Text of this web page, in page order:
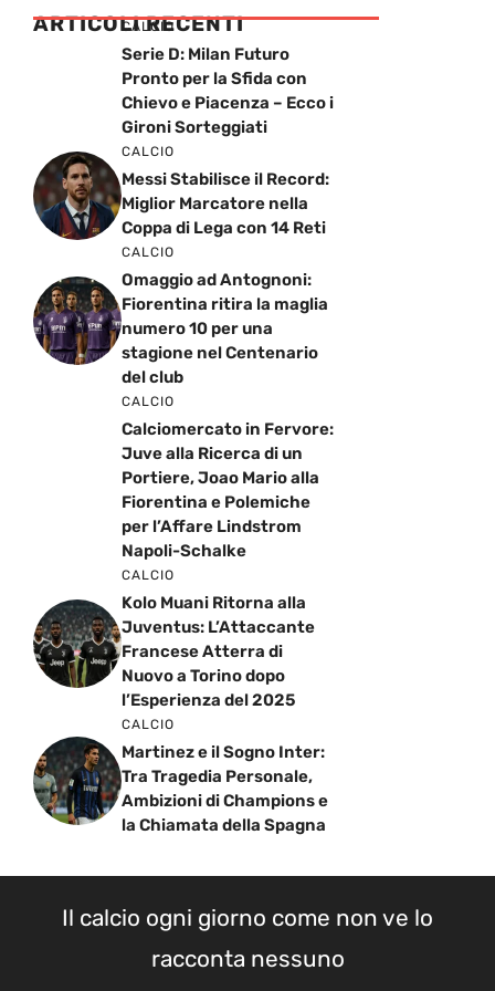
ARTICOLI RECENTI
CALCIO
Serie D: Milan Futuro
Pronto per la Sfida con
Chievo e Piacenza – Ecco i
Gironi Sorteggiati
CALCIO
Messi Stabilisce il Record:
Miglior Marcatore nella
Coppa di Lega con 14 Reti
CALCIO
Omaggio ad Antognoni:
Fiorentina ritira la maglia
numero 10 per una
stagione nel Centenario
del club
CALCIO
Calciomercato in Fervore:
Juve alla Ricerca di un
Portiere, Joao Mario alla
Fiorentina e Polemiche
per l’Affare Lindstrom
Napoli-Schalke
CALCIO
Kolo Muani Ritorna alla
Juventus: L’Attaccante
Francese Atterra di
Nuovo a Torino dopo
l’Esperienza del 2025
CALCIO
Martinez e il Sogno Inter:
Tra Tragedia Personale,
Ambizioni di Champions e
la Chiamata della Spagna
Il calcio ogni giorno come non ve lo
racconta nessuno